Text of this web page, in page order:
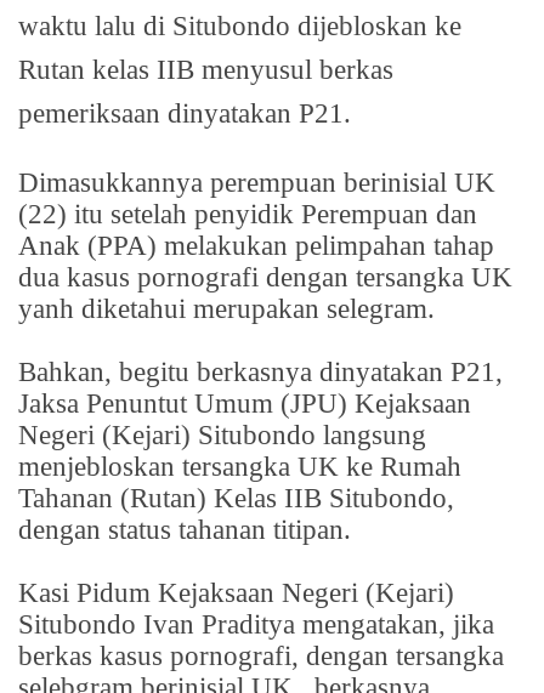
waktu lalu di Situbondo dijebloskan ke
Rutan kelas IIB menyusul berkas
pemeriksaan dinyatakan P21.
Dimasukkannya perempuan berinisial UK
(22) itu setelah penyidik Perempuan dan
Anak (PPA) melakukan pelimpahan tahap
dua kasus pornografi dengan tersangka UK
yanh diketahui merupakan selegram.
Bahkan, begitu berkasnya dinyatakan P21,
Jaksa Penuntut Umum (JPU) Kejaksaan
Negeri (Kejari) Situbondo langsung
menjebloskan tersangka UK ke Rumah
Tahanan (Rutan) Kelas IIB Situbondo,
dengan status tahanan titipan.
Kasi Pidum Kejaksaan Negeri (Kejari)
Situbondo Ivan Praditya mengatakan, jika
berkas kasus pornografi, dengan tersangka